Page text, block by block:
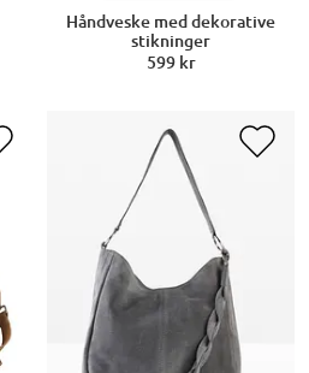
Håndveske med dekorative
stikninger
599 kr